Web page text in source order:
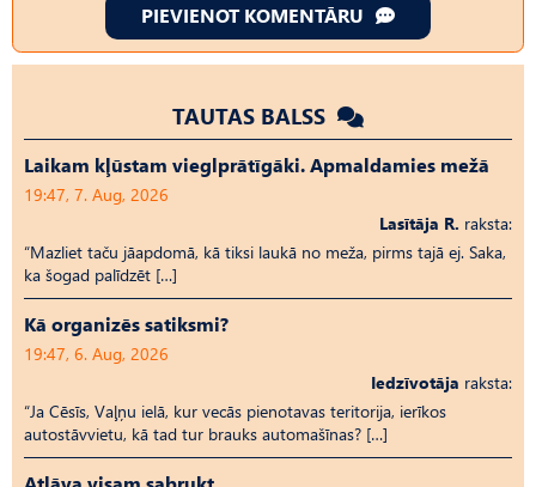
PIEVIENOT KOMENTĀRU
TAUTAS BALSS
Laikam kļūstam vieglprātīgāki. Apmaldamies mežā
19:47, 7. Aug, 2026
Lasītāja R. raksta:
“Mazliet taču jāapdomā, kā tiksi laukā no meža, pirms tajā ej. Saka,
ka šogad palīdzēt […]
Kā organizēs satiksmi?
19:47, 6. Aug, 2026
Iedzīvotāja raksta:
“Ja Cēsīs, Vaļņu ielā, kur vecās pienotavas teritorija, ierīkos
autostāvvietu, kā tad tur brauks automašīnas? […]